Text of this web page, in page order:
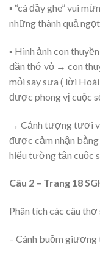
▪ “cá đầy ghe” vui
những thành quả
▪ Hình ảnh con
dần thớ vỏ → con
mỏi say sưa ( lời
được phong vị cuộc
→ Cảnh tượng tươi
được cảm nhận bằng
hiểu tường tận cuộc
Câu 2 – Trang 18
Phân tích các câu thơ
– Cánh buồm giương